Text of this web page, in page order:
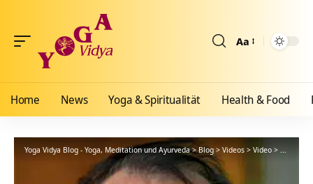
Aa
Home News Yoga & Spiritualität Health & Food
Yoga Vidya Blog - Yoga, Meditation und Ayurveda>Blog > Videos > Video > Wo